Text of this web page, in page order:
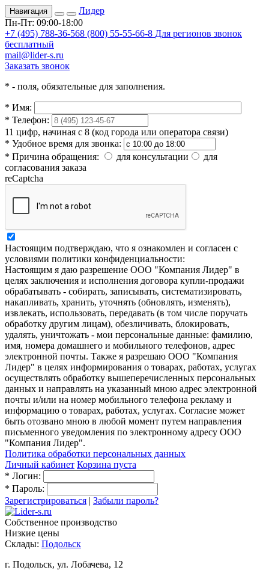
Навигация
Лидер
Пн-Пт: 09:00-18:00
+7 (495) 788-36-568 (800) 55-55-66-8 Для регионов звонок
бесплатный
mail@lider-s.ru
Заказать звонок
* - поля, обязательные для заполнения.
* Имя:
* Телефон:
11 цифр, начиная с 8 (код города или оператора связи)
* Удобное время для звонка:
* Причина обращения: для консультации
для
согласования заказа
reCaptcha
Настоящим подтверждаю, что я ознакомлен и согласен с
условиями политики конфиденциальности:
Настоящим я даю разрешение ООО "Компания Лидер" в
целях заключения и исполнения договора купли-продажи
обрабатывать - собирать, записывать, систематизировать,
накапливать, хранить, уточнять (обновлять, изменять),
извлекать, использовать, передавать (в том числе поручать
обработку другим лицам), обезличивать, блокировать,
удалять, уничтожать - мои персональные данные: фамилию,
имя, номера домашнего и мобильного телефонов, адрес
электронной почты. Также я разрешаю ООО "Компания
Лидер" в целях информирования о товарах, работах, услугах
осуществлять обработку вышеперечисленных персональных
данных и направлять на указанный мною адрес электронной
почты и/или на номер мобильного телефона рекламу и
информацию о товарах, работах, услугах. Согласие может
быть отозвано мною в любой момент путем направления
письменного уведомления по электронному адресу ООО
"Компания Лидер".
Политика обработки персональных данных
Личный кабинет Корзина пуста
* Логин:
* Пароль:
Зарегистрироваться | Забыли пароль?
Собственное производство
Низкие цены
Склады: Подольск
г. Подольск, ул. Лобачева, 12